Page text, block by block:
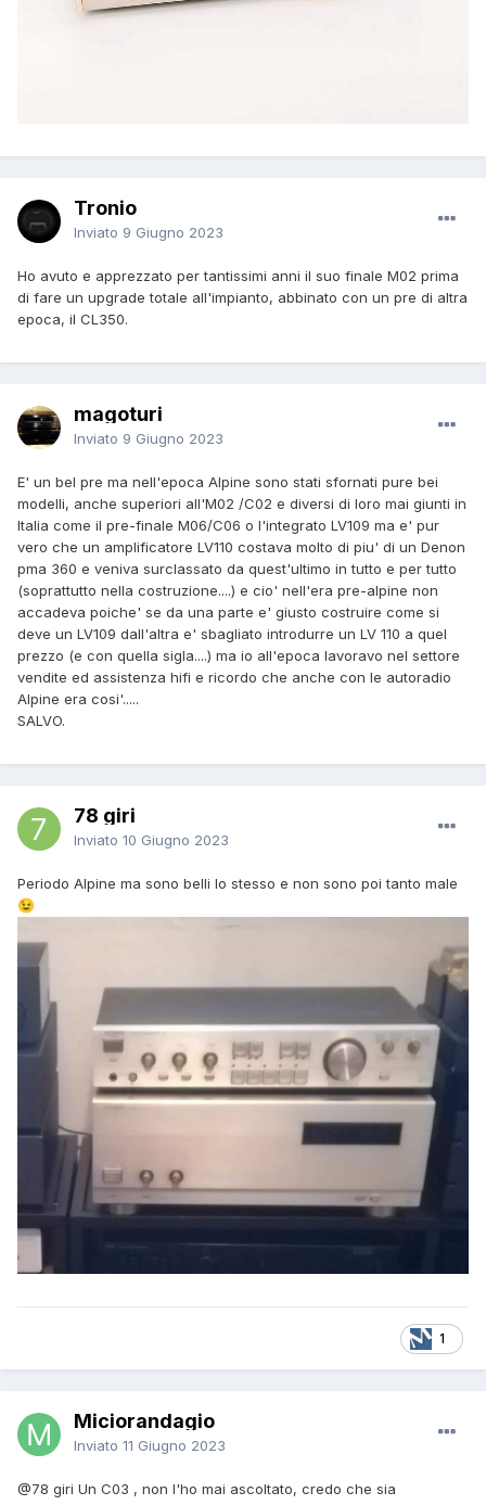
Tronio
Inviato 9 Giugno 2023
Ho avuto e apprezzato per tantissimi anni il suo finale M02 prima
di fare un upgrade totale all'impianto, abbinato con un pre di altra
epoca, il CL350.
magoturi
Inviato 9 Giugno 2023
E' un bel pre ma nell'epoca Alpine sono stati sfornati pure bei
modelli, anche superiori all'M02 /C02 e diversi di loro mai giunti in
Italia come il pre-finale M06/C06 o l'integrato LV109 ma e' pur
vero che un amplificatore LV110 costava molto di piu' di un Denon
pma 360 e veniva surclassato da quest'ultimo in tutto e per tutto
(soprattutto nella costruzione....) e cio' nell'era pre-alpine non
accadeva poiche' se da una parte e' giusto costruire come si
deve un LV109 dall'altra e' sbagliato introdurre un LV 110 a quel
prezzo (e con quella sigla....) ma io all'epoca lavoravo nel settore
vendite ed assistenza hifi e ricordo che anche con le autoradio
Alpine era cosi'.....
SALVO.
78 giri
Inviato 10 Giugno 2023
Periodo Alpine ma sono belli lo stesso e non sono poi tanto male
😉
1
Miciorandagio
Inviato 11 Giugno 2023
@78 giri Un C03 , non l'ho mai ascoltato, credo che sia